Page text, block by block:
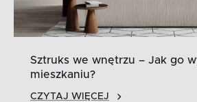
Sztruks we wnętrzu – Jak go
mieszkaniu?
CZYTAJ WIĘCEJ